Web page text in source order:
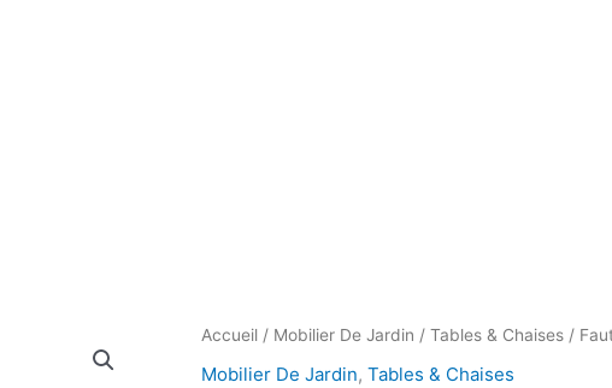
Accueil / Mobilier De Jardin / Tables & Chaises /
Mobilier De Jardin, Tables & Chaises
Le
prix
Le
quantité